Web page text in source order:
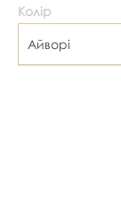
Колір
Айворі